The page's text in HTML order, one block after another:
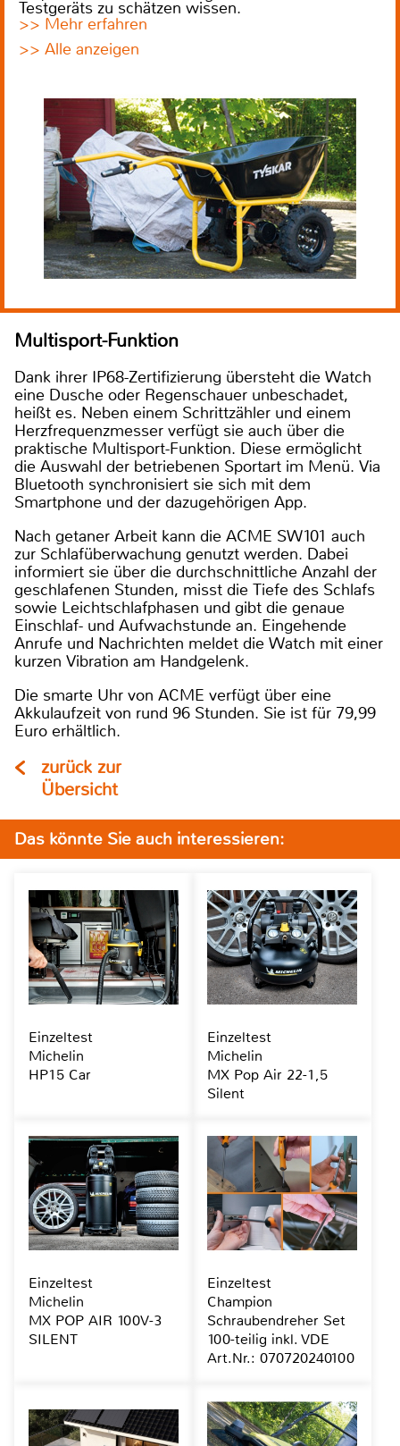
Testgeräts zu schätzen wissen.
>> Mehr erfahren
>> Alle anzeigen
Multisport-Funktion
Dank ihrer IP68-Zertifizierung übersteht die Watch
eine Dusche oder Regenschauer unbeschadet,
heißt es. Neben einem Schrittzähler und einem
Herzfrequenzmesser verfügt sie auch über die
praktische Multisport-Funktion. Diese ermöglicht
die Auswahl der betriebenen Sportart im Menü. Via
Bluetooth synchronisiert sie sich mit dem
Smartphone und der dazugehörigen App.
Nach getaner Arbeit kann die ACME SW101 auch
zur Schlafüberwachung genutzt werden. Dabei
informiert sie über die durchschnittliche Anzahl der
geschlafenen Stunden, misst die Tiefe des Schlafs
sowie Leichtschlafphasen und gibt die genaue
Einschlaf- und Aufwachstunde an. Eingehende
Anrufe und Nachrichten meldet die Watch mit einer
kurzen Vibration am Handgelenk.
Die smarte Uhr von ACME verfügt über eine
Akkulaufzeit von rund 96 Stunden. Sie ist für 79,99
Euro erhältlich.
zurück zur
Übersicht
Das könnte Sie auch interessieren:
Einzeltest
Michelin
HP15 Car
Einzeltest
Michelin
MX Pop Air 22-1,5
Silent
Einzeltest
Michelin
MX POP AIR 100V-3
SILENT
Einzeltest
Champion
Schraubendreher Set
100-teilig inkl. VDE
Art.Nr.: 070720240100